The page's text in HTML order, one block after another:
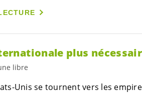
plus
libre
Unis se tournent vers les